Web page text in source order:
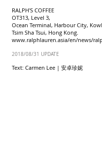
RALPH'S COFFEE
OT313, Level 3,
Ocean Terminal, Harbour City,
Tsim Sha Tsui, Hong Kong.
www.ralphlauren.asia/en/news/
2018/08/31 UPDATE
Text: Carmen Lee | 安卓珍妮